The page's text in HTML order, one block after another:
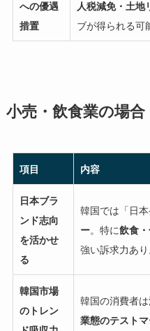
への優遇
措置
人税減免・土地
ブが得られる可
小売・飲食業の場合
項目 内容
日本ブラ
ンド志向
を活かせ
る
韓国では「日
ー。特に飲食
強い訴求力あり
韓国市場
のトレン
韓国の消費者は
業態のテスト